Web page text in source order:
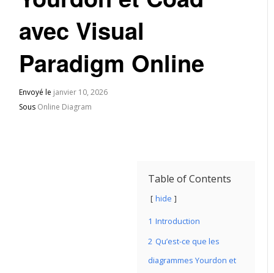
avec Visual
Paradigm Online
Envoyé le janvier 10, 2026
Sous Online Diagram
Table of Contents
hide
1 Introduction
2 Qu’est-ce que les
diagrammes Yourdon et